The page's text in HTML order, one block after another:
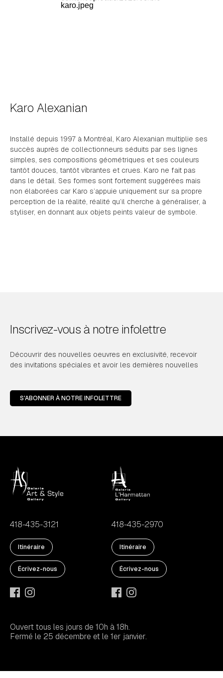
Karo Alexanian
Installé depuis 1997 à Montréal, Karo Alexanian multiplie ses
succès auprès de collectionneurs séduits par ses lignes
simples, ses compositions géométriques et ses couleurs
tantôt douces, tantôt vibrantes et crues. Karo ne fait pas
dans le détail. Ses formes sont fortement suggérées mais
non élaborées car Karo s’appuie uniquement sur sa propre
perception de la réalité, réalité qu’il cherche à généraliser, à
styliser, en donnant aux objets peints valeur de symbole.
Inscrivez-vous à notre infolettre
Découvrir des nouvelles oeuvres en exclusivité, recevoir
des invitations spéciales et avoir les dernières nouvelles
S'ABONNER À NOTRE INFOLETTRE
418-435-3121
Itinéraire
Écrivez-nous
418-435-2970
Itinéraire
Écrivez-nous
Ouvert tous les jours de 10h à 18h.
Fermé le 25 décembre et le 1er janvier.